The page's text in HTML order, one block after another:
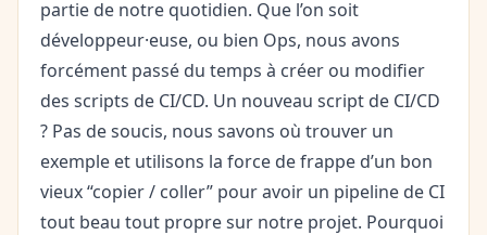
partie de notre quotidien. Que l’on soit
développeur·euse, ou bien Ops, nous avons
forcément passé du temps à créer ou modifier
des scripts de CI/CD. Un nouveau script de CI/CD
? Pas de soucis, nous savons où trouver un
exemple et utilisons la force de frappe d’un bon
vieux “copier / coller” pour avoir un pipeline de CI
tout beau tout propre sur notre projet. Pourquoi